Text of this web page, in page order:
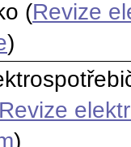
(Revize
)
Revize
)